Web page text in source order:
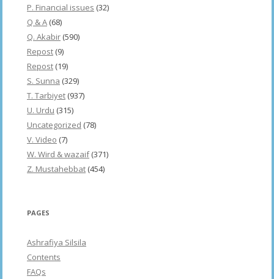
P. Financial issues (32)
Q & A (68)
Q. Akabir (590)
Repost (9)
Repost (19)
S. Sunna (329)
T. Tarbiyet (937)
U. Urdu (315)
Uncategorized (78)
V. Video (7)
W. Wird & wazaif(371)
Z. Mustahebbat (454)
PAGES
Ashrafiya Silsila
Contents
FAQs